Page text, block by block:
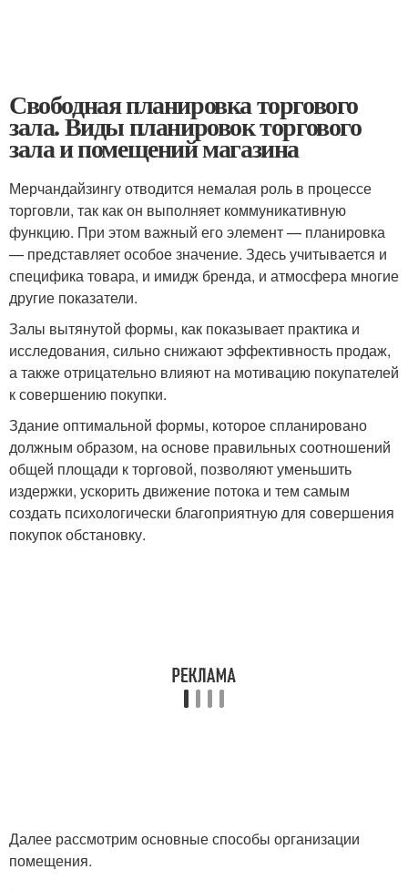
Свободная планировка торгового
зала. Виды планировок торгового
зала и помещений магазина
Мерчандайзингу отводится немалая роль в процессе
торговли, так как он выполняет коммуникативную
функцию. При этом важный его элемент — планировка
— представляет особое значение. Здесь учитывается и
специфика товара, и имидж бренда, и атмосфера многие
другие показатели.
Залы вытянутой формы, как показывает практика и
исследования, сильно снижают эффективность продаж,
а также отрицательно влияют на мотивацию покупателей
к совершению покупки.
Здание оптимальной формы, которое спланировано
должным образом, на основе правильных соотношений
общей площади к торговой, позволяют уменьшить
издержки, ускорить движение потока и тем самым
создать психологически благоприятную для совершения
покупок обстановку.
Далее рассмотрим основные способы организации
помещения.